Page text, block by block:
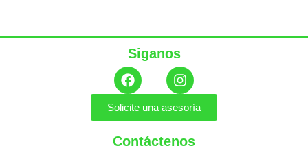
Contáctenos
Siganos
Solicite una asesoría